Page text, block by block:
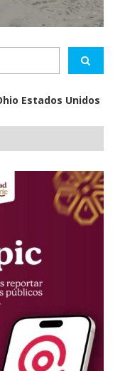
Estados Unidos